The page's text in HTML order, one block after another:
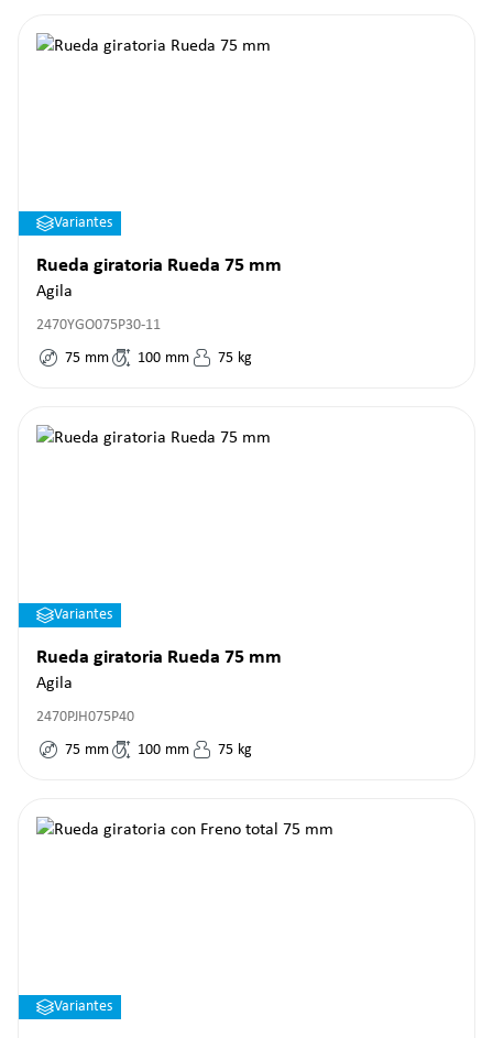
Variantes
Rueda giratoria Rueda 75 mm
Agila
2470YGO075P30-11
75 mm 100 mm 75 kg
Variantes
Rueda giratoria Rueda 75 mm
Agila
2470PJH075P40
75 mm 100 mm 75 kg
Variantes